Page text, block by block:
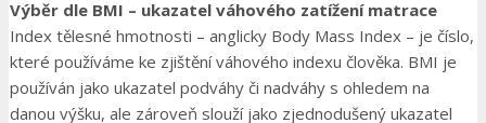
Výběr dle BMI – ukazatel váhového zatížení matrace
Index tělesné hmotnosti – anglicky Body Mass Index – je číslo,
které používáme ke zjištění váhového indexu člověka. BMI je
používán jako ukazatel podváhy či nadváhy s ohledem na
danou výšku, ale zároveň slouží jako zjednodušený ukazatel